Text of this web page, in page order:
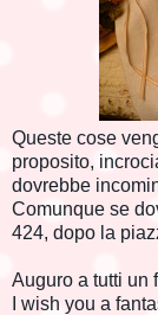
Queste cose
proposito,
dovrebbe
Comunque se
424, dopo la
Auguro a tutti un
I wish you a